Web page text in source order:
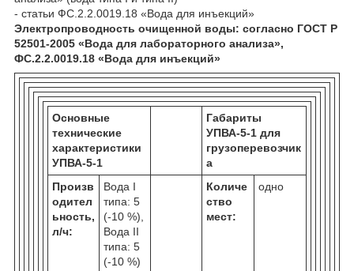
- статьи ФС.2.2.0019.18 «Вода для инъекций»
Электропроводность очищенной воды: согласно ГОСТ Р
52501-2005 «Вода для лабораторного анализа»,
ФС.2.2.0019.18 «Вода для инъекций»
Основные
технические
характеристики
УПВА-5-1
Габариты
УПВА-5-1 для
грузоперевозчик
а
Произв
одител
ьность,
л/ч:
Вода I
типа: 5
(-10 %),
Вода II
типа: 5
(-10 %)
Количе
ство
мест:
одно